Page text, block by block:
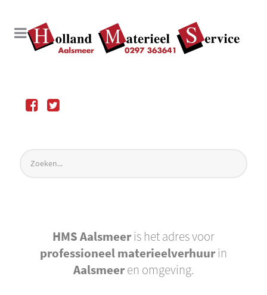
HMS Aalsmeeris het adres voor
professioneel materieelverhuurin
Aalsmeeren omgeving.